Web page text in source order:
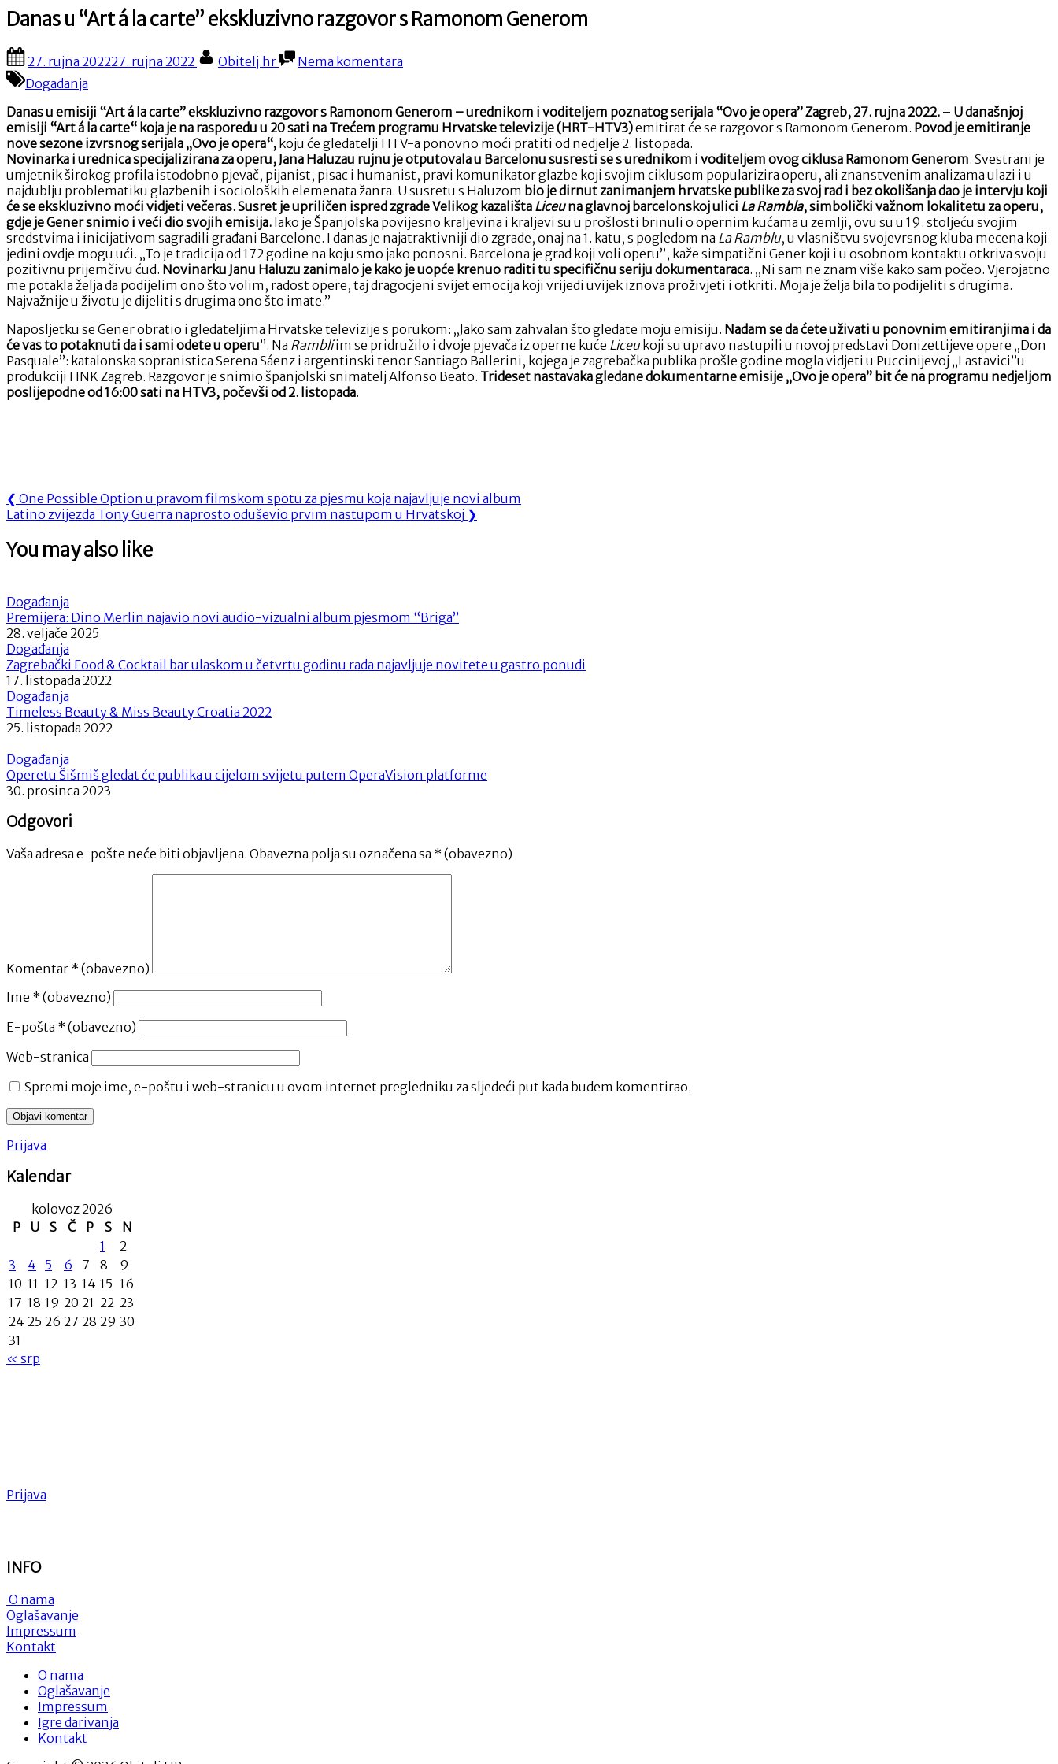
Danas u “Art á la carte” ekskluzivno razgovor s Ramonom Generom
Posted
on
27. rujna 202227. rujna 2022 By
Obitelj.hr Nema komentara
Danas
á
la
carte”
ekskluzivno
razgovor
s
Ramonom
Generom
Događanja
Danas u emisiji “Art á la carte” ekskluzivno razgovor s Ramonom Generom – urednikom i voditeljem poznatog serijala “Ovo je opera”Zagreb, 27. rujna 2022. – U današnjoj
emisiji “Art á la carte“ koja je na rasporedu u 20 sati na Trećem programu Hrvatske televizije (HRT-HTV3)emitirat će se razgovor s Ramonom Generom. Povod je emitiranje
nove sezone izvrsnog serijala „Ovo je opera“, koju će gledatelji HTV-a ponovno moći pratiti od nedjelje 2. listopada.
Novinarka i urednica specijalizirana za operu, Jana Haluzau rujnu je otputovala u Barcelonu susresti se s urednikom i voditeljem ovog ciklusa Ramonom Generom. Svestrani je
umjetnik širokog profila istodobno pjevač, pijanist, pisac i humanist, pravi komunikator glazbe koji svojim ciklusom popularizira operu, ali znanstvenim analizama ulazi i u
najdublju problematiku glazbenih i socioloških elemenata žanra. U susretu s Haluzom bio je dirnut zanimanjem hrvatske publike za svoj rad i bez okolišanja dao je intervju koji
će se ekskluzivno moći vidjeti večeras.Susret je upriličen ispred zgrade Velikog kazališta Liceuna glavnoj barcelonskoj ulici La Rambla, simbolički važnom lokalitetu za operu,
gdje je Gener snimio i veći dio svojih emisija. Iako je Španjolska povijesno kraljevina i kraljevi su u prošlosti brinuli o opernim kućama u zemlji, ovu su u 19. stoljeću svojim
sredstvima i inicijativom sagradili građani Barcelone. I danas je najatraktivniji dio zgrade, onaj na 1. katu, s pogledom na La Ramblu, u vlasništvu svojevrsnog kluba mecena koji
jedini ovdje mogu ući. „To je tradicija od 172 godine na koju smo jako ponosni. Barcelona je grad koji voli operu”, kaže simpatični Gener koji i u osobnom kontaktu otkriva svoju
pozitivnu prijemčivu ćud. Novinarku Janu Haluzu zanimalo je kako je uopće krenuo raditi tu specifičnu seriju dokumentaraca. „Ni sam ne znam više kako sam počeo. Vjerojatno
me potakla želja da podijelim ono što volim, radost opere, taj dragocjeni svijet emocija koji vrijedi uvijek iznova proživjeti i otkriti. Moja je želja bila to podijeliti s drugima.
Najvažnije u životu je dijeliti s drugima ono što imate.”
Naposljetku se Gener obratio i gledateljima Hrvatske televizije s porukom: „Jako sam zahvalan što gledate moju emisiju. Nadam se da ćete uživati u ponovnim emitiranjima i da
će vas to potaknuti da i sami odete u operu”. Na Rambliim se pridružilo i dvoje pjevača iz operne kuće Liceukoji su upravo nastupili u novoj predstavi Donizettijeve opere „Don
Pasquale”: katalonska sopranistica Serena Sáenz i argentinski tenor Santiago Ballerini, kojega je zagrebačka publika prošle godine mogla vidjeti u Puccinijevoj „Lastavici”u
produkciji HNK Zagreb. Razgovor je snimio španjolski snimatelj Alfonso Beato. Trideset nastavaka gledane dokumentarne emisije „Ovo je opera” bit će na programu nedjeljom
poslijepodne od 16:00 sati na HTV3, počevši od 2. listopada.
Navigacija
objava
❮ Previous
Post:
One Possible Option u pravom filmskom spotu za pjesmu koja najavljuje novi album
Next
Latino zvijezda Tony Guerra naprosto oduševio prvim nastupom u Hrvatskoj ❯
You may also like
Događanja
Premijera: Dino Merlin najavio novi audio-vizualni album pjesmom “Briga”
28. veljače 2025
Događanja
Zagrebački Food & Cocktail bar ulaskom u četvrtu godinu rada najavljuje novitete u gastro ponudi
17. listopada 2022
Događanja
Timeless Beauty & Miss Beauty Croatia 2022
25. listopada 2022
Događanja
Operetu Šišmiš gledat će publika u cijelom svijetu putem OperaVision platforme
30. prosinca 2023
Odgovori
Vaša adresa e-pošte neće biti objavljena. Obavezna polja su označena sa * (obavezno)
Komentar * (obavezno)
Ime * (obavezno)
E-pošta * (obavezno)
Web-stranica
Spremi moje ime, e-poštu i web-stranicu u ovom internet pregledniku za sljedeći put kada budem komentirao.
Prijava
Kalendar
kolovoz 2026
P
U S Č P S
N
1
2
3
4 5 6 7 8
9
10 11 12 13 14 15 16
17 18 19 20 21 22 23
24 25 26 27 28 29 30
31
« srp
Prijava
INFO
O nama
Oglašavanje
Impressum
Kontakt
O nama
Oglašavanje
Impressum
Igre darivanja
Kontakt